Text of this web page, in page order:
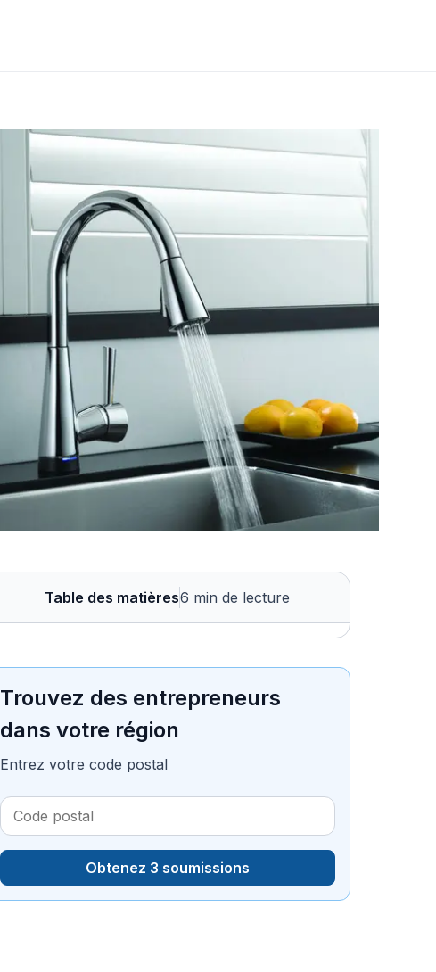
Table des matières6 min de lecture
Trouvez des entrepreneurs
dans votre région
Entrez votre code postal
Obtenez 3 soumissions